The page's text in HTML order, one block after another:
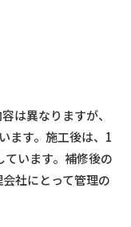
は異なりますが、
ます。施工後は、1
います。補修後の
社にとって管理の